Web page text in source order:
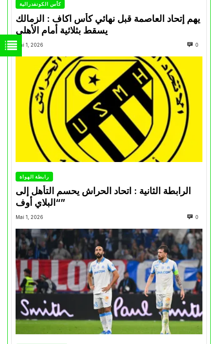
كأس الكونفدرالية
يهم إتحاد العاصمة قبل نهائي كأس اكاف : الزمالك
Mai 1, 2026 0
رابطة الهواة
الرابطة الثانية : اتحاد الحراش يحسم التأهل إلى
“البلاي أوف”
Mai 1, 2026 0